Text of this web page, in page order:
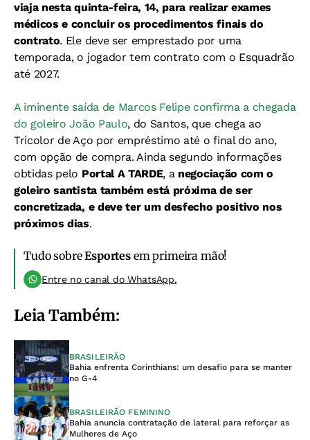
viaja nesta quinta-feira, 14, para realizar exames
médicos e concluir os procedimentos finais do
contrato. Ele deve ser emprestado por uma
temporada, o jogador tem contrato com o Esquadrão
até 2027.
A iminente saída de Marcos Felipe confirma a chegada
do goleiro João Paulo, do Santos, que chega ao
Tricolor de Aço por empréstimo até o final do ano,
com opção de compra. Ainda segundo informações
obtidas pelo Portal A TARDE, a negociação com o
goleiro santista também está próxima de ser
concretizada, e deve ter um desfecho positivo nos
próximos dias.
Tudo sobreEsportesem primeira mão!
Entre no canal do WhatsApp.
Leia Também:
BRASILEIRÃO
Bahia enfrenta Corinthians: um desafio para se manter
no G-4
BRASILEIRÃO FEMININO
Bahia anuncia contratação de lateral para reforçar as
Mulheres de Aço